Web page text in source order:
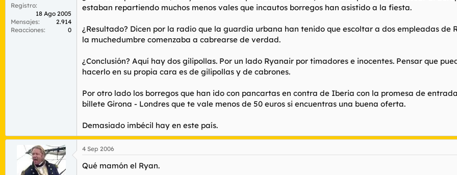
m
Registro
18 Ago 2005
Mensajes
2.914
Reacciones
0
estaban repartiendo muchos menos vales que incautos borregos han asistido a la fiesta.
¿Resultado? Dicen por la radio que la guardia urbana han tenido que escoltar a dos empleadas
la muchedumbre comenzaba a cabrearse de verdad.
¿Conclusión? Aquí hay dos gilipollas. Por un lado Ryanair por timadores e inocentes. Pensar que
hacerlo en su propia cara es de gilipollas y de cabrones.
Por otro lado los borregos que han ido con pancartas en contra de Iberia con la promesa de
billete Girona - Londres que te vale menos de 50 euros si encuentras una buena oferta.
Demasiado imbécil hay en este país.
4 Sep 2006
Qué mamón el Ryan.